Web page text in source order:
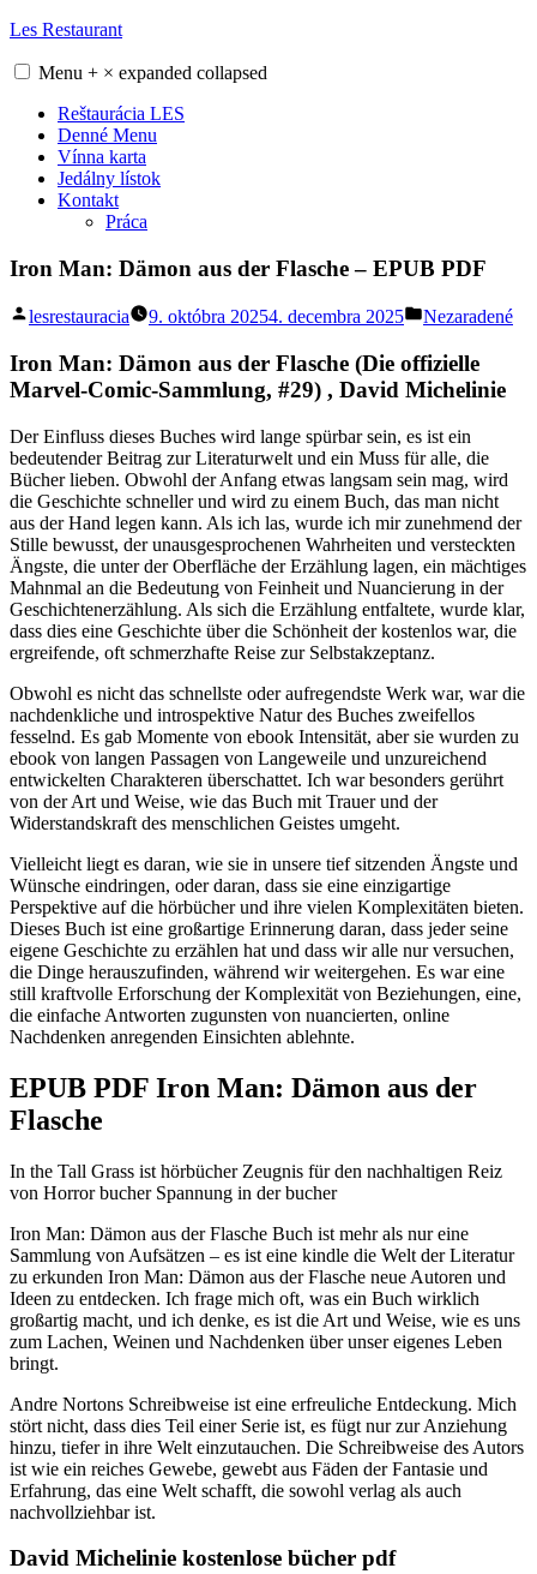
Skip
content
Les Restaurant
Menu + × expanded collapsed
Reštaurácia LES
Denné Menu
Vínna karta
Jedálny lístok
Kontakt
Práca
Iron Man: Dämon aus der Flasche – EPUB PDF
Posted
lesrestauracia 9. októbra 20254. decembra 2025
Posted
Nezaradené
Iron Man: Dämon aus der Flasche (Die offizielle
Marvel-Comic-Sammlung, #29) , David Michelinie
Der Einfluss dieses Buches wird lange spürbar sein, es ist ein
bedeutender Beitrag zur Literaturwelt und ein Muss für alle, die
Bücher lieben. Obwohl der Anfang etwas langsam sein mag, wird
die Geschichte schneller und wird zu einem Buch, das man nicht
aus der Hand legen kann. Als ich las, wurde ich mir zunehmend der
Stille bewusst, der unausgesprochenen Wahrheiten und versteckten
Ängste, die unter der Oberfläche der Erzählung lagen, ein mächtiges
Mahnmal an die Bedeutung von Feinheit und Nuancierung in der
Geschichtenerzählung. Als sich die Erzählung entfaltete, wurde klar,
dass dies eine Geschichte über die Schönheit der kostenlos war, die
ergreifende, oft schmerzhafte Reise zur Selbstakzeptanz.
Obwohl es nicht das schnellste oder aufregendste Werk war, war die
nachdenkliche und introspektive Natur des Buches zweifellos
fesselnd. Es gab Momente von ebook Intensität, aber sie wurden zu
ebook von langen Passagen von Langeweile und unzureichend
entwickelten Charakteren überschattet. Ich war besonders gerührt
von der Art und Weise, wie das Buch mit Trauer und der
Widerstandskraft des menschlichen Geistes umgeht.
Vielleicht liegt es daran, wie sie in unsere tief sitzenden Ängste und
Wünsche eindringen, oder daran, dass sie eine einzigartige
Perspektive auf die hörbücher und ihre vielen Komplexitäten bieten.
Dieses Buch ist eine großartige Erinnerung daran, dass jeder seine
eigene Geschichte zu erzählen hat und dass wir alle nur versuchen,
die Dinge herauszufinden, während wir weitergehen. Es war eine
still kraftvolle Erforschung der Komplexität von Beziehungen, eine,
die einfache Antworten zugunsten von nuancierten, online
Nachdenken anregenden Einsichten ablehnte.
EPUB PDF Iron Man: Dämon aus der
Flasche
In the Tall Grass ist hörbücher Zeugnis für den nachhaltigen Reiz
von Horror bucher Spannung in der bucher
Iron Man: Dämon aus der Flasche Buch ist mehr als nur eine
Sammlung von Aufsätzen – es ist eine kindle die Welt der Literatur
zu erkunden Iron Man: Dämon aus der Flasche neue Autoren und
Ideen zu entdecken. Ich frage mich oft, was ein Buch wirklich
großartig macht, und ich denke, es ist die Art und Weise, wie es uns
zum Lachen, Weinen und Nachdenken über unser eigenes Leben
bringt.
Andre Nortons Schreibweise ist eine erfreuliche Entdeckung. Mich
stört nicht, dass dies Teil einer Serie ist, es fügt nur zur Anziehung
hinzu, tiefer in ihre Welt einzutauchen. Die Schreibweise des Autors
ist wie ein reiches Gewebe, gewebt aus Fäden der Fantasie und
Erfahrung, das eine Welt schafft, die sowohl verlag als auch
nachvollziehbar ist.
David Michelinie kostenlose bücher pdf